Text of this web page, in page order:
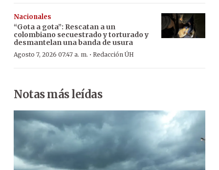
Nacionales
“Gota a gota”: Rescatan a un
colombiano secuestrado y torturado y
desmantelan una banda de usura
Agosto 7, 2026 07:47 a. m. · Redacción ÚH
Notas más leídas